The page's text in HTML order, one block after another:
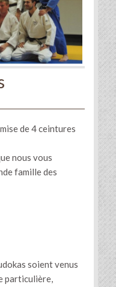
de 4 ceintures
nous vous
famille des
soient venus
particulière,